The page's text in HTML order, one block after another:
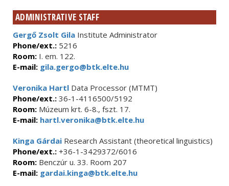
ADMINISTRATIVE STAFF
Gergő Zsolt Gila Institute Administrator
Phone/ext.: 5216
Room: I. em. 122.
E-mail: gila.gergo@btk.elte.hu
Veronika Hartl Data Processor (MTMT)
Phone/ext.: 36-1-4116500/5192
Room: Múzeum krt. 6-8., fszt. 17.
E-mail: hartl.veronika@btk.elte.hu
Kinga Gárdai Research Assistant (theoretical linguistics)
Phone/ext.: +36-1-3429372/6016
Room: Benczúr u. 33. Room 207
E-mail: gardai.kinga@btk.elte.hu